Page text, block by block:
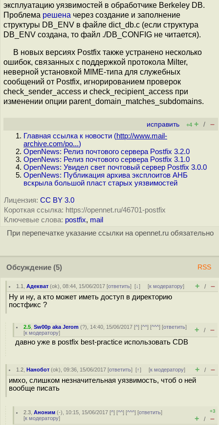
эксплуатацию уязвимостей в обработчике Berkeley DB.
Проблема решена через создание и заполнение
структуры DB_ENV в файле dict_db.c (если структура
DB_ENV создана, то файл ./DB_CONFIG не читается).
В новых версиях Postfix также устранено несколько
ошибок, связанных с поддержкой протокола Milter,
неверной установкой MIME-типа для служебных
сообщений от Postfix, игнорированием проверок
check_sender_access и check_recipient_access при
изменении опции parent_domain_matches_subdomains.
исправить +4 + / –
Главная ссылка к новости (http://www.mail-
archive.com/po...)
OpenNews: Релиз почтового сервера Postfix 3.2.0
OpenNews: Релиз почтового сервера Postfix 3.1.0
OpenNews: Увидел свет почтовый сервер Postfix 3.0.0
OpenNews: Публикация архива эксплоитов АНБ
вскрыла большой пласт старых уязвимостей
Лицензия: CC BY 3.0
Короткая ссылка: https://opennet.ru/46701-postfix
Ключевые слова: postfix, mail
При перепечатке указание ссылки на opennet.ru обязательно
Обсуждение (5) RSS
1.1 ,Адекват (ok), 08:44, 15/06/2017 [ответить][↓] [к модератору] + / –
Ну и ну, а кто может иметь доступ в директорию
постфикс ?
2.5 ,Sw00p aka Jerom (?), 14:40, 15/06/2017 [^] [^^] [^^^] [ответить]
[к модератору] + / –
давно уже в postfix best-practice использовать CDB
1.2 ,Нанобот (ok), 09:36, 15/06/2017 [ответить][↑] [к модератору] + / –
имхо, слишком незначительная уязвимость, чтоб о ней
вообще писать
2.3 ,Аноним (-), 10:15, 15/06/2017 [^] [^^] [^^^] [ответить]
[к модератору]
+3
+ / –